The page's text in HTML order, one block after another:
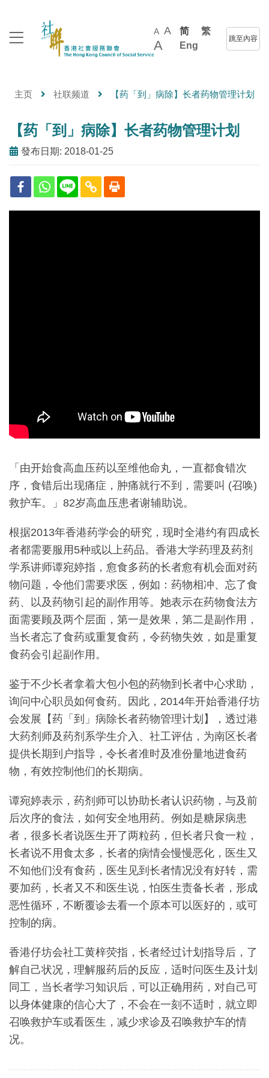
A A
A
简
繁
Eng
跳至內容
主页 社联频道 【药「到」病除】长者药物管理计划
【药「到」病除】长者药物管理计划
發布日期: 2018-01-25
「由开始食高血压药以至维他命丸，一直都食错次
序，食错后出现痛症，肿痛就行不到，需要叫 (召唤)
救护车。」82岁高血压患者谢辅助说。
根据2013年香港药学会的研究，现时全港约有四成长
者都需要服用5种或以上药品。香港大学药理及药剂
学系讲师谭宛婷指，愈食多药的长者愈有机会面对药
物问题，令他们需要求医，例如：药物相冲、忘了食
药、以及药物引起的副作用等。她表示在药物食法方
面需要顾及两个层面，第一是效果，第二是副作用，
当长者忘了食药或重复食药，令药物失效，如是重复
食药会引起副作用。
鉴于不少长者拿着大包小包的药物到长者中心求助，
询问中心职员如何食药。因此，2014年开始香港仔坊
会发展【药「到」病除长者药物管理计划】，透过港
大药剂师及药剂系学生介入、社工评估，为南区长者
提供长期到户指导，令长者准时及准份量地进食药
物，有效控制他们的长期病。
谭宛婷表示，药剂师可以协助长者认识药物，与及前
后次序的食法，如何安全地用药。例如是糖尿病患
者，很多长者说医生开了两粒药，但长者只食一粒，
长者说不用食太多，长者的病情会慢慢恶化，医生又
不知他们没有食药，医生见到长者情况没有好转，需
要加药，长者又不和医生说，怕医生责备长者，形成
恶性循环，不断覆诊去看一个原本可以医好的，或可
控制的病。
香港仔坊会社工黄梓荧指，长者经过计划指导后，了
解自己状况，理解服药后的反应，适时问医生及计划
同工，当长者学习知识后，可以正确用药，对自己可
以身体健康的信心大了，不会在一刻不适时，就立即
召唤救护车或看医生，减少求诊及召唤救护车的情
况。